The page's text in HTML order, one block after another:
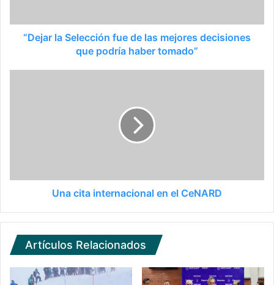
“Dejar la Selección fue de las mejores decisiones
que podría haber tomado”
Una cita internacional en el CeNARD
Artículos Relacionados